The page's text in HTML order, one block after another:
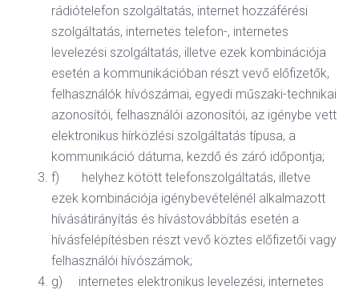
rádiótelefon szolgáltatás, internet hozzáférési
szolgáltatás, internetes telefon-, internetes
levelezési szolgáltatás, illetve ezek kombinációja
esetén a kommunikációban részt vevő előfizetők,
felhasználók hívószámai, egyedi műszaki-technikai
azonosítói, felhasználói azonosítói, az igénybe vett
elektronikus hírközlési szolgáltatás típusa, a
kommunikáció dátuma, kezdő és záró időpontja;
f) helyhez kötött telefonszolgáltatás, illetve
ezek kombinációja igénybevételénél alkalmazott
hívásátirányítás és hívástovábbítás esetén a
hívásfelépítésben részt vevő köztes előfizetői vagy
felhasználói hívószámok;
g) internetes elektronikus levelezési, internetes